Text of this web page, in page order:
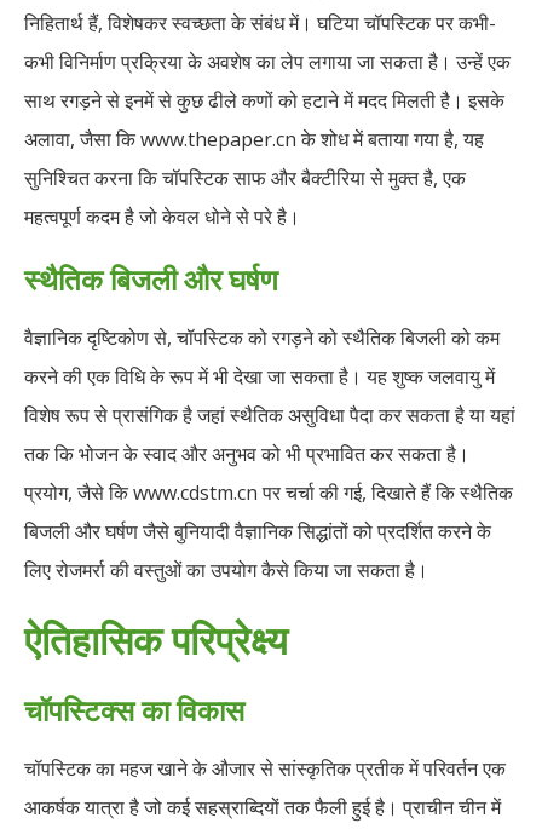
निहितार्थ हैं, विशेषकर स्वच्छता के संबंध में। घटिया चॉपस्टिक पर कभी-
कभी विनिर्माण प्रक्रिया के अवशेष का लेप लगाया जा सकता है। उन्हें एक
साथ रगड़ने से इनमें से कुछ ढीले कणों को हटाने में मदद मिलती है। इसके
अलावा, जैसा कि www.thepaper.cn के शोध में बताया गया है, यह
सुनिश्चित करना कि चॉपस्टिक साफ और बैक्टीरिया से मुक्त है, एक
महत्वपूर्ण कदम है जो केवल धोने से परे है।
स्थैतिक बिजली और घर्षण
वैज्ञानिक दृष्टिकोण से, चॉपस्टिक को रगड़ने को स्थैतिक बिजली को कम
करने की एक विधि के रूप में भी देखा जा सकता है। यह शुष्क जलवायु में
विशेष रूप से प्रासंगिक है जहां स्थैतिक असुविधा पैदा कर सकता है या यहां
तक ​​कि भोजन के स्वाद और अनुभव को भी प्रभावित कर सकता है।
प्रयोग, जैसे कि www.cdstm.cn पर चर्चा की गई, दिखाते हैं कि स्थैतिक
बिजली और घर्षण जैसे बुनियादी वैज्ञानिक सिद्धांतों को प्रदर्शित करने के
लिए रोजमर्रा की वस्तुओं का उपयोग कैसे किया जा सकता है।
ऐतिहासिक परिप्रेक्ष्य
चॉपस्टिक्स का विकास
चॉपस्टिक का महज खाने के औजार से सांस्कृतिक प्रतीक में परिवर्तन एक
आकर्षक यात्रा है जो कई सहस्राब्दियों तक फैली हुई है। प्राचीन चीन में